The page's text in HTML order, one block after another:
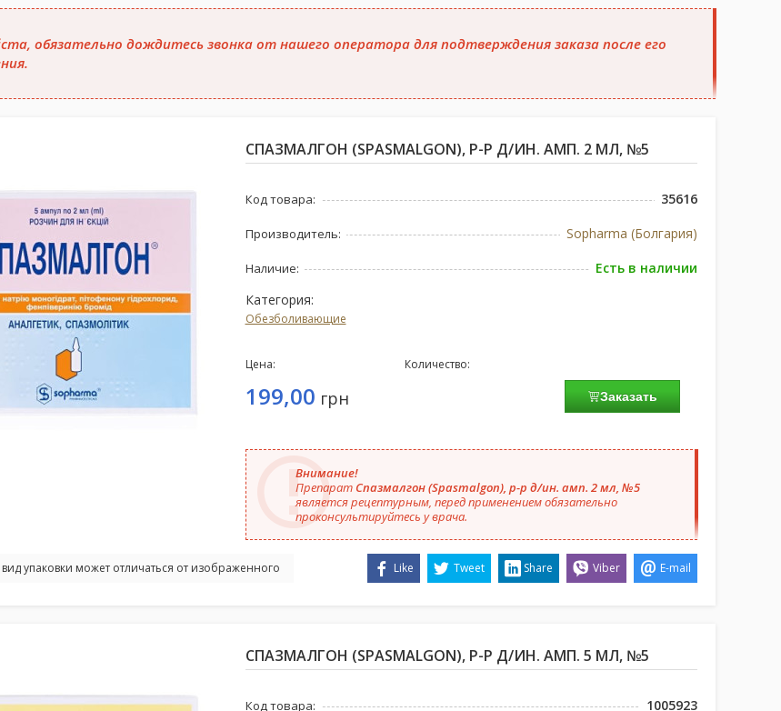
обязательно дождитесь звонка от нашего оператора для подтверждения заказа после его
СПАЗМАЛГОН (SPASMALGON), Р-Р Д/ИН. АМП. 2 МЛ, №5
Код товара: 35616
Производитель: Sopharma (Болгария)
Наличие:
Есть в наличии
Категория:
Обезболивающие
Цена:
199,00 грн
Количество:
Заказать
Внимание!
Препарат Спазмалгон (Spasmalgon), р-р д/ин. амп. 2 мл, №5
является рецептурным, перед применением обязательно
проконсультируйтесь у врача.
упаковки может отличаться от изображенного Like Tweet Share Viber E-mail
СПАЗМАЛГОН (SPASMALGON), Р-Р Д/ИН. АМП. 5 МЛ, №5
Код товара: 1005923